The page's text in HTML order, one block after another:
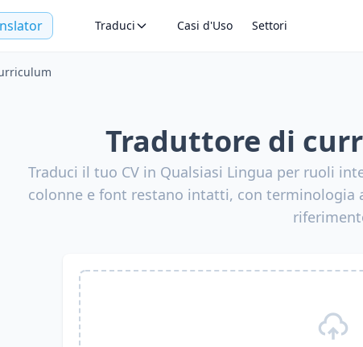
Traduci Casi d'Uso Settori
Traduttore di
Traduci il tuo CV in Qualsiasi Lingua per ruoli
colonne e font restano intatti, con